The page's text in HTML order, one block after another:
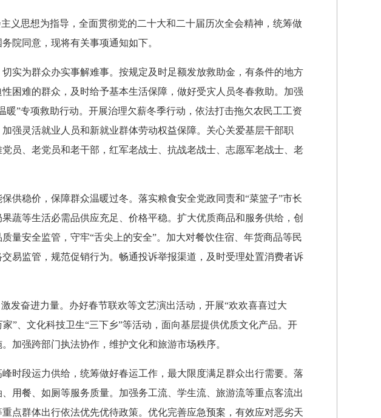
思想为指导，全面贯彻党的二十大和二十届历次全会精神，统筹做
院同意，现将有关事项通知如下。
为群众办实事解难事。按规定及时足额发放救助金，有条件的地方
困难的群众，及时给予基本生活保障，做好受灾人员冬春救助。加强
”专项救助行动。开展治理欠薪冬季行动，依法打击拖欠农民工工资
强灵活就业人员和新就业群体劳动权益保障。关心关爱基层干部职
员、老党员和老干部，红军老战士、抗战老战士、志愿军老战士、老
稳价，保障群众温暖过冬。落实粮食安全党政同责和“菜篮子”市长
蔬等生活必需品供应充足、价格平稳。扩大优质商品和服务供给，创
量安全监管，守牢“舌尖上的安全”。加大对餐饮住宿、年货商品等民
易监管，规范促销行为。畅通投诉举报渠道，及时受理处置消费者诉
奋进力量。办好春节联欢等文艺演出活动，开展“欢欢喜喜过大
”、文化科技卫生“三下乡”等活动，面向基层提供优质文化产品。开
加强跨部门执法协作，维护文化和旅游市场秩序。
段运力供给，统筹做好春运工作，最大限度满足群众出行需要。落
用餐、如厕等服务质量。加强务工流、学生流、旅游流等重点客流出
点群体出行依法优先优待政策。优化完善应急预案，有效应对恶劣天